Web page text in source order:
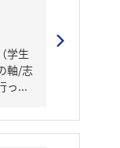
学生
軸/志
っ...